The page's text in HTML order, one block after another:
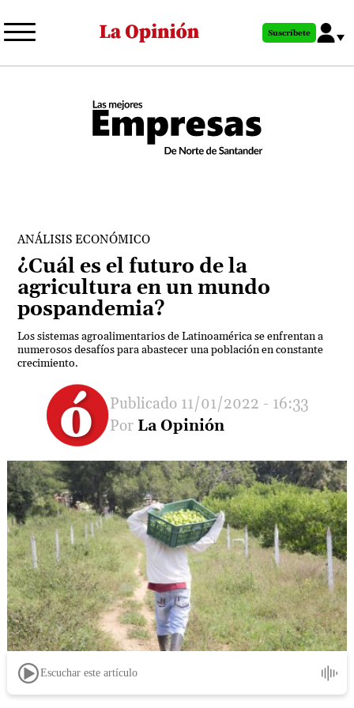
al
principal
Suscríbete
ANÁLISIS ECONÓMICO
¿Cuál es el futuro de la
agricultura en un mundo
pospandemia?
Los sistemas agroalimentarios de Latinoamérica se enfrentan a
numerosos desafíos para abastecer una población en constante
crecimiento.
11/01/2022 - 16:33
La Opinión
Escuchar este artículo